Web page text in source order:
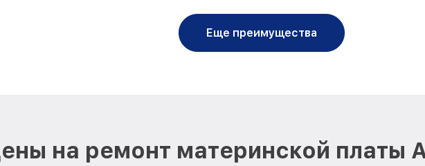
Еще преимущества
на ремонт материнской платы